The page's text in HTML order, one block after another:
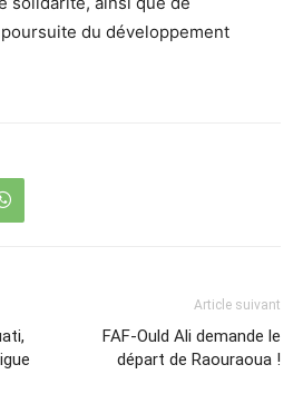
du développement
Article suivant
FAF-Ould Ali demande le
départ de Raouraoua !